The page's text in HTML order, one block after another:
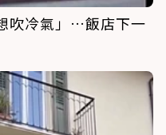
吹冷氣」…飯店下一